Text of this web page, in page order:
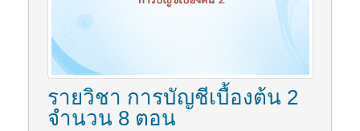
รายวิชา การบัญชีเบื้องต้น 2
จำนวน 8 ตอน